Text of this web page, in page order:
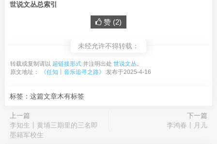
世说文丛总索引
赞 (2)
未经允许不得转载：
转载或复制请以 超链接形式 并注明出处 世说文丛。
原文地址：
《任知丨音乐追寻之路》 发布于2025-4-16
标签：这篇文章木有标签
上一篇
李知生丨黄埔三期里的三名即
墨籍军校生
下一篇
李鸿春丨月儿